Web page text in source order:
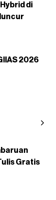
di
2026
Gratis